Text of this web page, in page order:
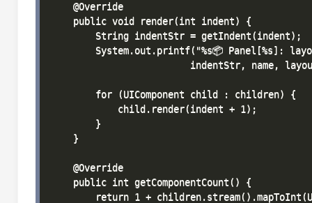
    @Override
    public void render(int indent) {
        String indentStr = getIndent(indent);
System.out.printf("%s📦 Panel[%s]:
indentStr, name,
        for (UIComponent child : children) {
            child.render(indent + 1);
        }
    }
    @Override
    public int getComponentCount() {
return 1 +